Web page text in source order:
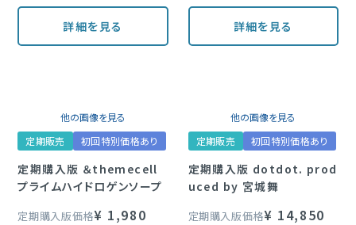
詳細を見る 詳細を見る
他の画像を見る
定期販売
初回特別価格あり
定期購入版 ＆themecell
プライムハイドロゲンソープ
定期購入版価格¥ 1,980
他の画像を見る
定期販売
初回特別価格あり
定期購入版 dotdot. prod
uced by 宮城舞
定期購入版価格¥ 14,850